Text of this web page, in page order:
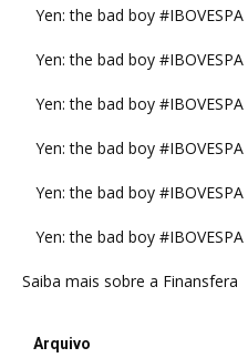
Yen: the bad boy #IBOVESPA
Yen: the bad boy #IBOVESPA
Yen: the bad boy #IBOVESPA
Yen: the bad boy #IBOVESPA
Yen: the bad boy #IBOVESPA
Yen: the bad boy #IBOVESPA
Saiba mais sobre a Finansfera
Arquivo